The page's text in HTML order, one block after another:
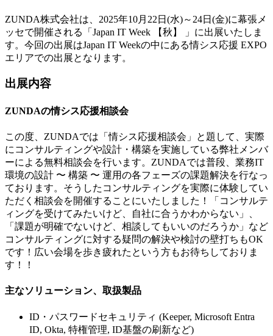
ZUNDA株式会社は、2025年10月22日(水)～24日(金)に幕張メ
ッセで開催される「Japan IT Week 【秋】 」に出展いたしま
す。今回の出展はJapan IT Weekの中にある情シス応援 EXPO
エリアでの出展となります。
出展内容
ZUNDAの情シス応援相談会
この度、ZUNDAでは「情シス応援相談会」と題して、実際
にコンサルティングや設計・構築を実施している弊社メンバ
ーによる無料相談会を行います。ZUNDAでは普段、業務IT
環境の設計 〜 構築 〜 運用の各フェーズの課題解決を行なっ
ております。そうしたコンサルティングを実際に体験してい
ただく相談会を開催することにいたしました！「コンサルテ
ィングを受けてみたいけど、自社に合うかわからない」、
「課題が明確でないけど、相談してもいいのだろうか」など
コンサルティングに対する疑問の解決や検討の壁打ちもOK
です！広い会場を歩き疲れたという方もお待ちしておりま
す！！
主なソリューション、取扱製品
ID・パスワードセキュリティ (Keeper, Microsoft Entra
ID, Okta, 特権管理, ID基盤の刷新など)